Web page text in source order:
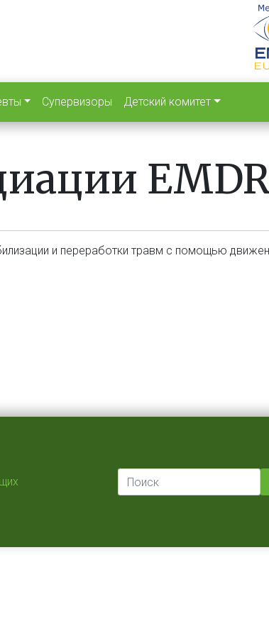
Супервизоры Детский комитет
и переработки травм с помощью